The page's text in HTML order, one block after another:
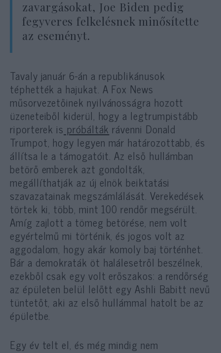
zavargásokat, Joe Biden pedig
fegyveres felkelésnek minősítette
az eseményt.
Tavaly január 6-án a republikánusok
téphették a hajukat. A Fox News
műsorvezetőinek nyilvánosságra hozott
üzeneteiből kiderül, hogy a legtrumpistább
riporterek is próbálták rávenni Donald
Trumpot, hogy legyen már határozottabb, és
állítsa le a támogatóit. Az első hullámban
betörő emberek azt gondolták,
megállíthatják az új elnök beiktatási
szavazatainak megszámlálását. Verekedések
törtek ki, több, mint 100 rendőr megsérült.
Amíg zajlott a tömeg betörése, nem volt
egyértelmű mi történik, és jogos volt az
aggodalom, hogy akár komoly baj történhet.
Bár a demokraták öt halálesetről beszélnek,
ezekből csak egy volt erőszakos: a rendőrség
az épületen belül lelőtt egy Ashli Babitt nevű
tüntetőt, aki az első hullámmal hatolt be az
épületbe.
Egy év telt el, és még mindig nem